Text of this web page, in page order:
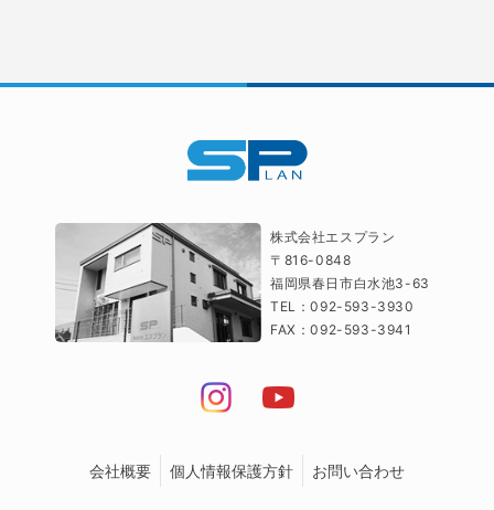
株式会社エスプラン
〒816-0848
福岡県春日市白水池3-63
TEL：092-593-3930
FAX：092-593-3941
会社概要 個人情報保護方針 お問い合わせ